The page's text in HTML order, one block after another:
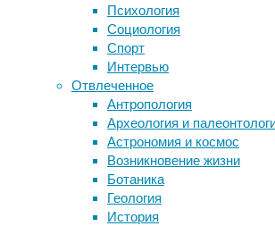
Психология
Социология
Спорт
Интервью
Отвлеченное
Антропология
Археология и
Астрономия и космос
Возникновение жизни
Ботаника
Геология
История
перед
смысловым
глаголом.
Метки
ДНК бактерии
биотехнология
генетика дети
здоровье знания
инструменты и методы
исследования